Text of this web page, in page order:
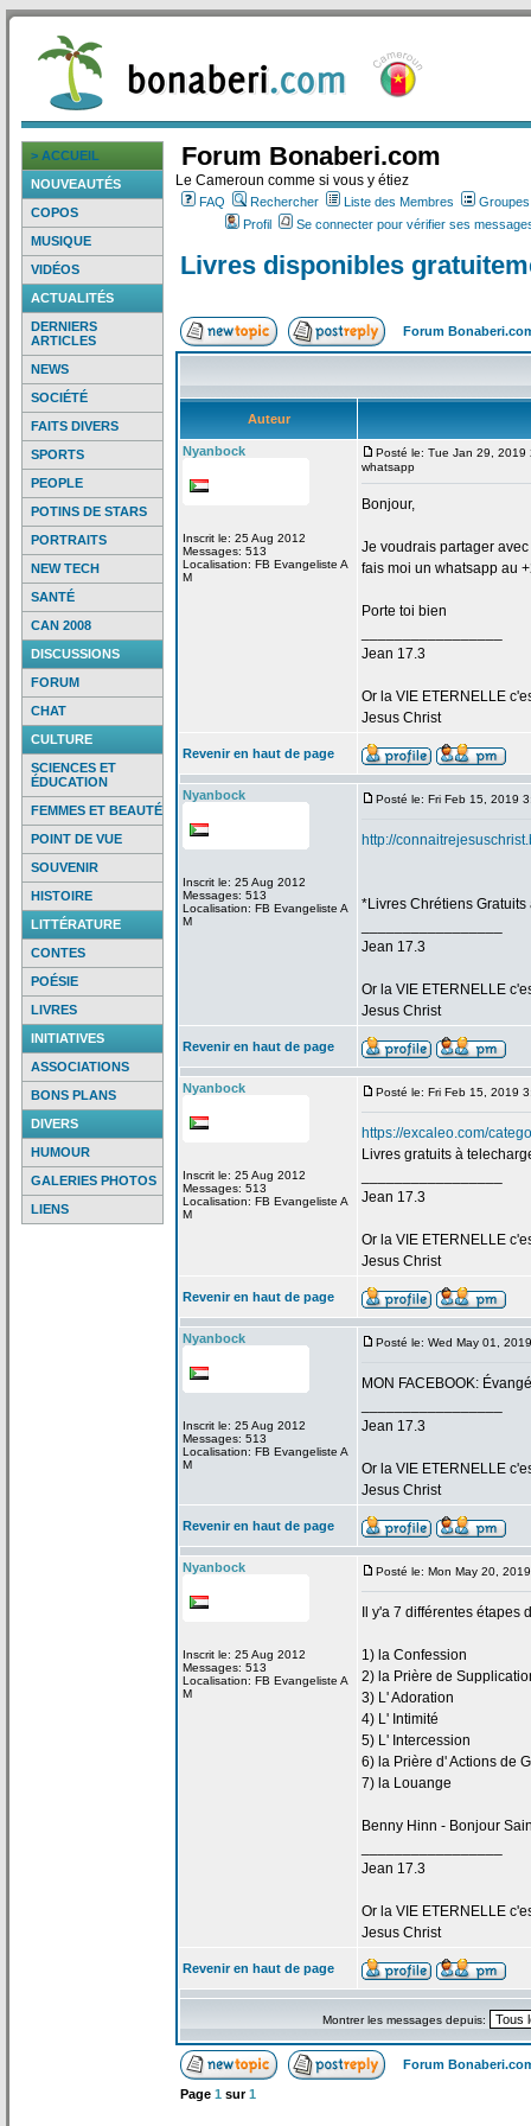
> ACCUEIL
NOUVEAUTÉS
COPOS
MUSIQUE
VIDÉOS
ACTUALITÉS
DERNIERS
ARTICLES
NEWS
SOCIÉTÉ
FAITS DIVERS
SPORTS
PEOPLE
POTINS DE STARS
PORTRAITS
NEW TECH
SANTÉ
CAN 2008
DISCUSSIONS
FORUM
CHAT
CULTURE
SCIENCES ET
ÉDUCATION
FEMMES ET BEAUTÉ
POINT DE VUE
SOUVENIR
HISTOIRE
LITTÉRATURE
CONTES
POÉSIE
LIVRES
INITIATIVES
ASSOCIATIONS
BONS PLANS
DIVERS
HUMOUR
GALERIES PHOTOS
LIENS
Forum Bonaberi.com
Le Cameroun comme si vous y étiez
FAQ Rechercher Liste des Membres
Profil
Se connecter pour vérifier ses
Livres disponibles
Forum
Auteur
Nyanbock
Inscrit le: 25 Aug 2012
Messages: 513
Localisation: FB Evangeliste A
M
Posté le: Tue Jan 29, 2019
whatsapp
Bonjour,
Je voudrais partager
fais moi un whatsapp au
Porte toi bien
Jean 17.3
Or la VIE ETERNELLE
Jesus Christ
Revenir en haut de page
Nyanbock
Inscrit le: 25 Aug 2012
Messages: 513
Localisation: FB Evangeliste A
M
Posté le: Fri Feb 15, 2019
http://
*Livres Chrétiens
Jean 17.3
Or la VIE ETERNELLE
Jesus Christ
Revenir en haut de page
Nyanbock
Inscrit le: 25 Aug 2012
Messages: 513
Localisation: FB Evangeliste A
M
Posté le: Fri Feb 15, 2019
https://excaleo.com/
Livres gratuits à
Jean 17.3
Or la VIE ETERNELLE
Jesus Christ
Revenir en haut de page
Nyanbock
Inscrit le: 25 Aug 2012
Messages: 513
Localisation: FB Evangeliste A
M
Posté le: Wed May 01,
MON FACEBOOK:
Jean 17.3
Or la VIE ETERNELLE
Jesus Christ
Revenir en haut de page
Nyanbock
Inscrit le: 25 Aug 2012
Messages: 513
Localisation: FB Evangeliste A
M
Posté le: Mon May 20,
Il y'a 7 différentes étapes
1) la Confession
2) la Prière de
3) L' Adoration
4) L' Intimité
5) L' Intercession
6) la Prière d' Actions de
7) la Louange
Benny Hinn - Bonjour
Jean 17.3
Or la VIE ETERNELLE
Jesus Christ
Revenir en haut de page
Montrer les messages depuis:
Forum
Page 1 sur1